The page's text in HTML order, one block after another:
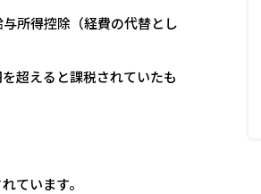
所得控除（経費の代替とし
超えると課税されていたも
ています。